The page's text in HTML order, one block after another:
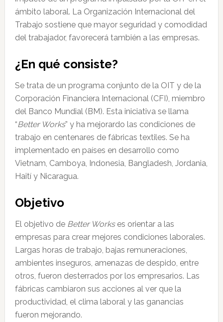
ámbito laboral. La Organización Internacional del
Trabajo sostiene que mayor seguridad y comodidad
del trabajador, favorecerá también a las empresas.
¿En qué consiste?
Se trata de un programa conjunto de la OIT y de la
Corporación Financiera Internacional (CFI), miembro
del Banco Mundial (BM). Esta iniciativa se llama
“Better Works” y ha mejorardo las condiciones de
trabajo en centenares de fábricas textiles. Se ha
implementado en países en desarrollo como
Vietnam, Camboya, Indonesia, Bangladesh, Jordania,
Haití y Nicaragua.
Objetivo
El objetivo de Better Workses orientar a las
empresas para crear mejores condiciones laborales.
Largas horas de trabajo, bajas remuneraciones,
ambientes inseguros, amenazas de despido, entre
otros, fueron desterrados por los empresarios. Las
fábricas cambiaron sus acciones al ver que la
productividad, el clima laboral y las ganancias
fueron mejorando.